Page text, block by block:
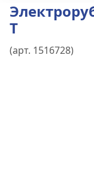
Т
(арт. 1516728)